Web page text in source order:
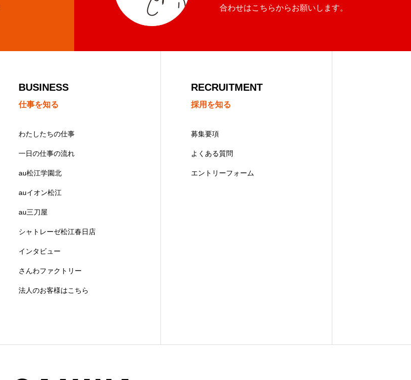
合わせはこちらからお願いします。
BUSINESS
仕事を知る
わたしたちの仕事
一日の仕事の流れ
au松江学園北
auイオン松江
au三刀屋
シャトレーゼ松江春日店
インタビュー
さんわファクトリー
法人のお客様はこちら
RECRUITMENT
採用を知る
募集要項
よくある質問
エントリーフォーム